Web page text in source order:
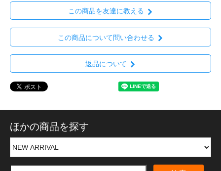
この商品を友達に教える
この商品について問い合わせる
返品について
ほかの商品を探す